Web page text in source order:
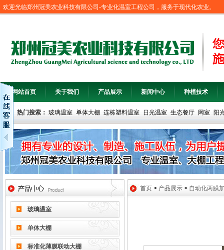
欢迎光临郑州冠美农业科技有限公司-专业化温室工程公司，服务于现代化农业。
网站首页 关于我们 产品展示 新闻中心 种植技术
热门搜索： 玻璃温室 单体大棚 连栋塑料温室 日光温室 生态餐厅 网室 阳
玻璃温室
单体大棚
标准化薄膜联动大棚
首页 > 产品展示 > 自动化两膜